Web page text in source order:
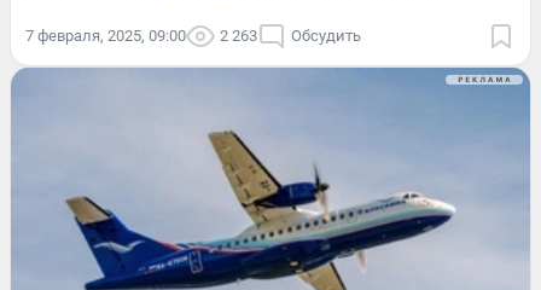
7 февраля, 2025, 09:00 2 263 Обсудить